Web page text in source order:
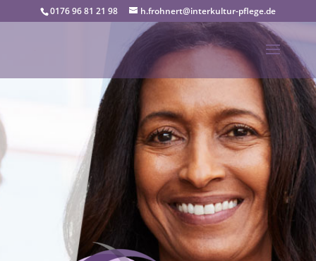
0176 96 81 21 98 h.frohnert@interkultur-pflege.de